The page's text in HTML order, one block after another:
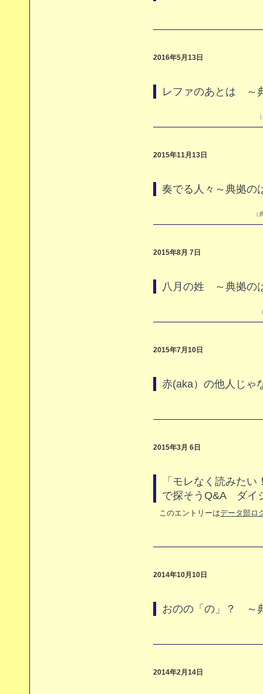
2016年5月13日
レファのあとは ～
2015年11月13日
奏でる人々～典拠の
2015年8月 7日
八月の姓 ～典拠の
2015年7月10日
赤(aka）の他人じゃ
2015年3月 6日
「モレなく読みた
で探そうQ&A ダイ
このエントリーはデータ部ロ
2014年10月10日
おのの「の」？ ～
2014年2月14日